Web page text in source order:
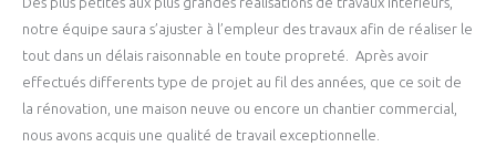
notre équipe saura s’ajuster à l’empleur des travaux afin de réaliser le
tout dans un délais raisonnable en toute propreté. Après avoir
effectués differents type de projet au fil des années, que ce soit de
la rénovation, une maison neuve ou encore un chantier commercial,
nous avons acquis une qualité de travail exceptionnelle.